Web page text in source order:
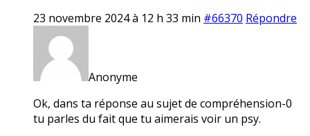
23 novembre 2024 à 12 h 33 min #66370 Répondre
Anonyme
Ok, dans ta réponse au sujet de compréhension-0
tu parles du fait que tu aimerais voir un psy.